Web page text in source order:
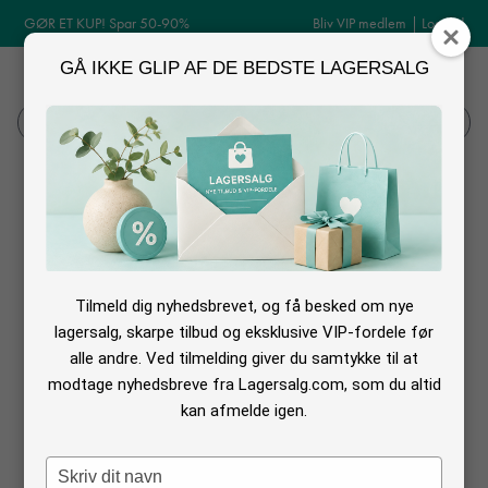
GØR ET KUP! Spar 50-90% Bliv VIP medlem | Log ind
Log ind MENU
Søg
GÅ IKKE GLIP AF DE BEDSTE LAGERSALG
Tilmeld dig nyhedsbrevet, og få besked om nye
lagersalg, skarpe tilbud og eksklusive VIP-fordele før
alle andre. Ved tilmelding giver du samtykke til at
modtage nyhedsbreve fra Lagersalg.com, som du altid
kan afmelde igen.
Type